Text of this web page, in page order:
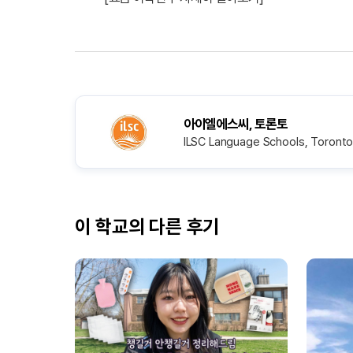
아이엘에스씨, 토론토
ILSC Language Schools, Toronto
이 학교의 다른 후기